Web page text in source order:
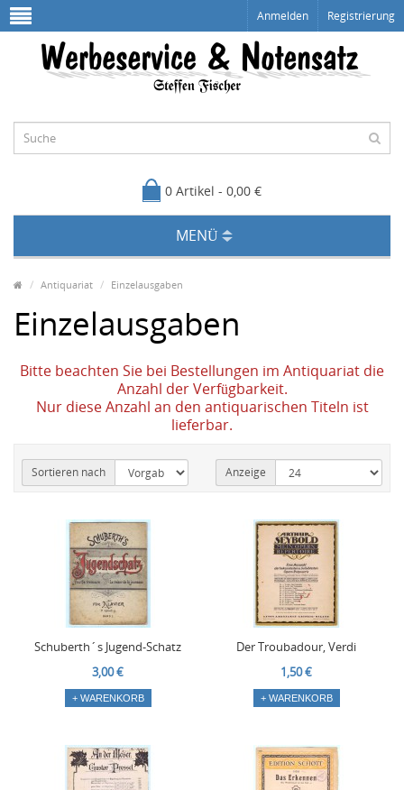
Anmelden Registrierung
0 Artikel - 0,00 €
MENÜ
Antiquariat Einzelausgaben
Einzelausgaben
Bitte beachten Sie bei Bestellungen im Antiquariat die
Anzahl der Verfügbarkeit.
Nur diese Anzahl an den antiquarischen Titeln ist
lieferbar.
Sortieren nach Anzeige
Schuberth´s Jugend-Schatz
3,00 €
+ WARENKORB
Der Troubadour, Verdi
1,50 €
+ WARENKORB